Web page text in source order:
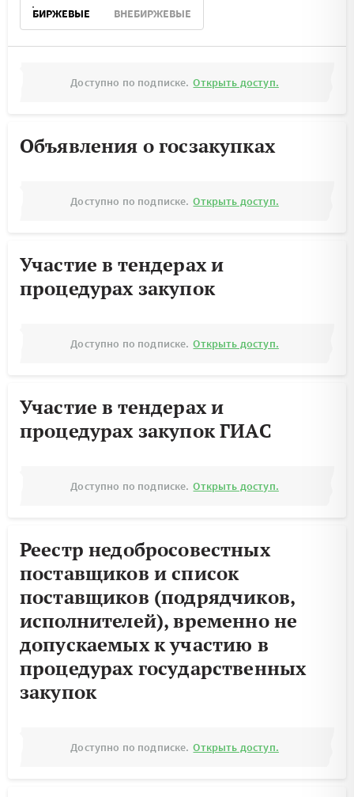
БИРЖЕВЫЕ ВНЕБИРЖЕВЫЕ
Доступно по подписке. Открыть доступ.
Объявления о госзакупках
Доступно по подписке. Открыть доступ.
Участие в тендерах и
процедурах закупок
Доступно по подписке. Открыть доступ.
Участие в тендерах и
процедурах закупок ГИАС
Доступно по подписке. Открыть доступ.
Реестр недобросовестных
поставщиков и список
поставщиков (подрядчиков,
исполнителей), временно не
допускаемых к участию в
процедурах государственных
закупок
Доступно по подписке. Открыть доступ.